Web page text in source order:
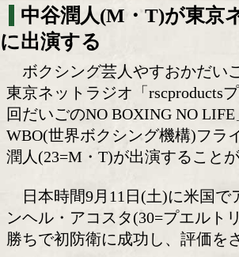
中谷潤人(M・T)が
に出演する
ボクシング芸人やすおか
東京ネットラジオ「